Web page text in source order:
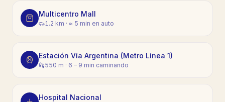
Multicentro Mall
1.2 km · ≈ 5 min en auto
Estación Vía Argentina (Metro Línea 1)
550 m · 6 – 9 min caminando
Hospital Nacional